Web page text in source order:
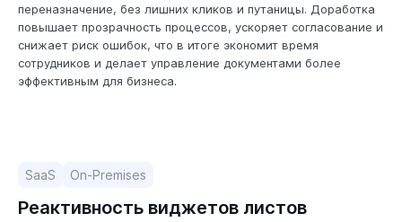
переназначение, без лишних кликов и путаницы. Доработка
повышает прозрачность процессов, ускоряет согласование и
снижает риск ошибок, что в итоге экономит время
сотрудников и делает управление документами более
эффективным для бизнеса.
SaaS On-Premises
Реактивность виджетов листов